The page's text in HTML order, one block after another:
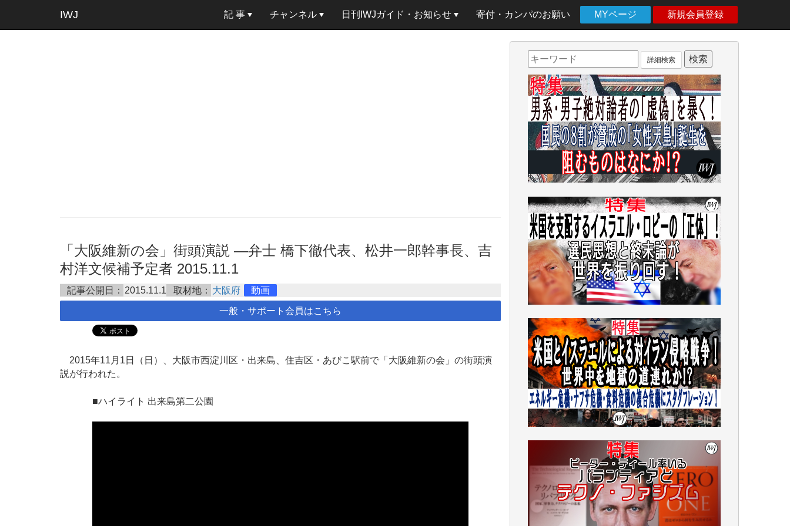
IWJ 記 事 チャンネル 日刊IWJガイド・お知らせ 寄付・カンパのお願い MYページ 新規会員登録
「大阪維新の会」街頭演説 ―弁士 橋下徹代表、松井一郎幹事長、吉
村洋文候補予定者 2015.11.1
記事公開日： 2015.11.1 取材地： 大阪府 動画
一般・サポート会員はこちら
2015年11月1日（日）、大阪市西淀川区・出来島、住吉区・あびこ駅前で「大阪維新の会」の街頭演
説が行われた。
■ハイライト 出来島第二公園
詳細検索